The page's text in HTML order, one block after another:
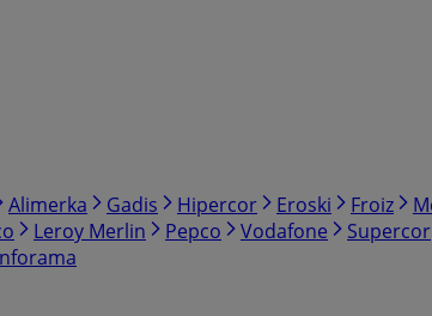
Alimerka Gadis Hipercor Eroski Froiz
Leroy Merlin Pepco Vodafone Supercor